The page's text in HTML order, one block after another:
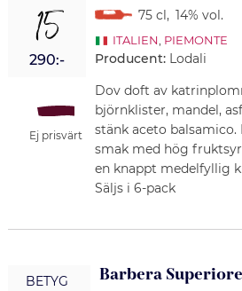
15
290:-
Ej prisvärt
75 cl, 14% vol.
ITALIEN PIEMONTE
Producent: Lodali
Dov doft av
björnklister, mandel,
stänk aceto
smak med hög
en knappt medelfyllig
Säljs i 6-pack
BETYG Barbera